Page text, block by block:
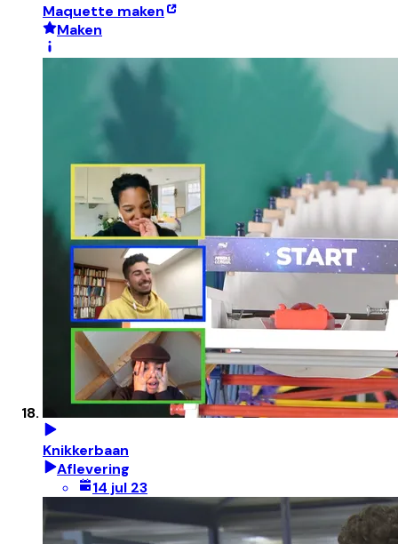
Maquette maken
Maken
Knikkerbaan
Aflevering
14 jul 23